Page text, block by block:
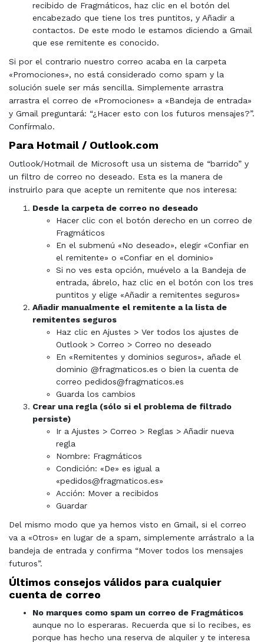
recibido de Fragmáticos, haz clic en el botón del
encabezado que tiene los tres puntitos, y Añadir a
contactos. De este modo le estamos diciendo a Gmail
que ese remitente es conocido.
Si por el contrario nuestro correo acaba en la carpeta
«Promociones», no está considerado como spam y la
solución suele ser más sencilla. Simplemente arrastra
arrastra el correo de «Promociones» a «Bandeja de entrada»
y Gmail preguntará: “¿Hacer esto con los futuros mensajes?”.
Confírmalo.
Para Hotmail / Outlook.com
Outlook/Hotmail de Microsoft usa un sistema de “barrido” y
un filtro de correo no deseado. Esta es la manera de
instruirlo para que acepte un remitente que nos interesa:
Desde la carpeta de correo no deseado
Hacer clic con el botón derecho en un correo de
Fragmáticos
En el submenú «No deseado», elegir «Confiar en
el remitente» o «Confiar en el dominio»
Si no ves esta opción, muévelo a la Bandeja de
entrada, ábrelo, haz clic en el botón con los tres
puntitos y elige «Añadir a remitentes seguros»
Añadir manualmente el remitente a la lista de
remitentes seguros
Haz clic en Ajustes > Ver todos los ajustes de
Outlook > Correo > Correo no deseado
En «Remitentes y dominios seguros», añade el
dominio @fragmaticos.es o bien la cuenta de
correo pedidos@fragmaticos.es
Guarda los cambios
Crear una regla (sólo si el problema de filtrado
persiste)
Ir a Ajustes > Correo > Reglas > Añadir nueva
regla
Nombre: Fragmáticos
Condición: «De» es igual a
«pedidos@fragmaticos.es»
Acción: Mover a recibidos
Guardar
Del mismo modo que ya hemos visto en Gmail, si el correo
va a «Otros» en lugar de a spam, simplemente arrástralo a la
bandeja de entrada y confirma “Mover todos los mensajes
futuros”.
Últimos consejos válidos para cualquier
cuenta de correo
No marques como spam un correo de Fragmáticos
aunque no lo esperaras. Recuerda que si lo recibes, es
porque has hecho una reserva de alquiler y te interesa